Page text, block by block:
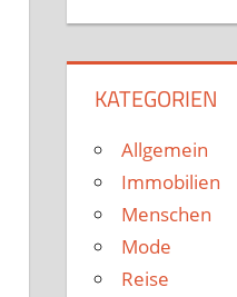
KATEGORIEN
Allgemein
Immobilien
Menschen
Mode
Reise